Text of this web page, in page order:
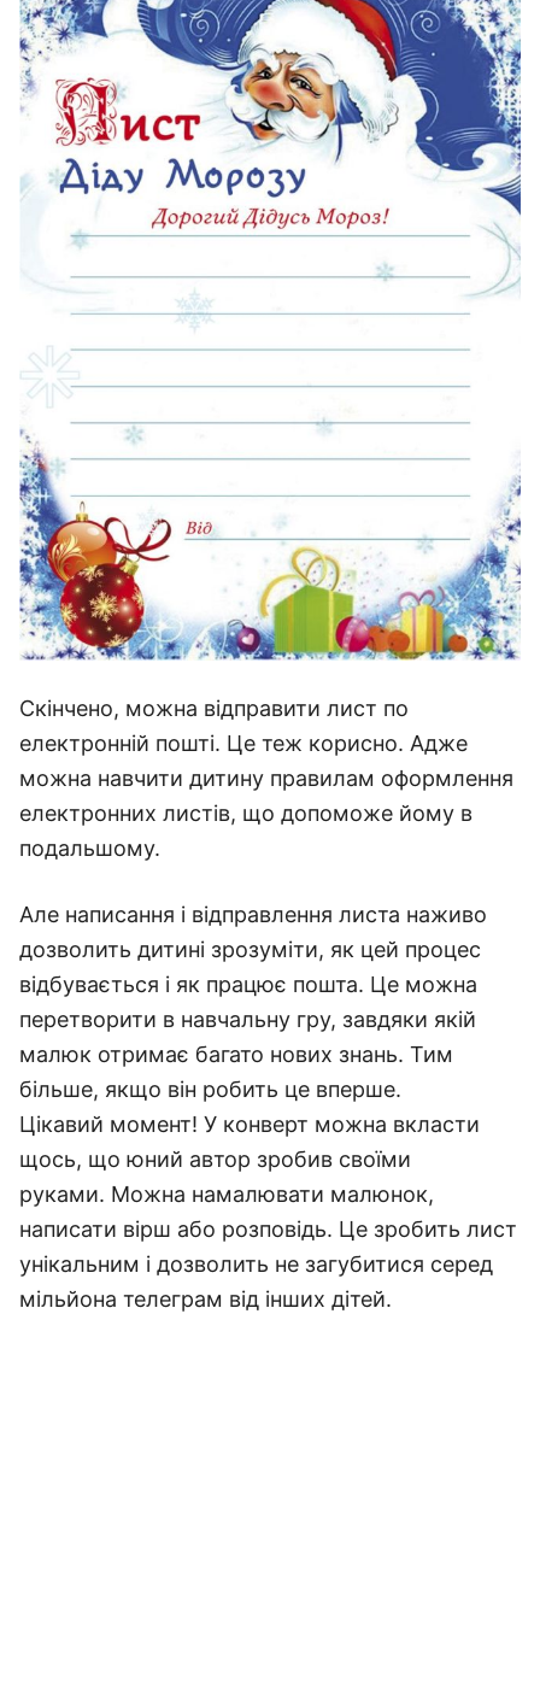
Скінчено, можна відправити лист по
електронній пошті. Це теж корисно. Адже
можна навчити дитину правилам оформлення
електронних листів, що допоможе йому в
подальшому.
Але написання і відправлення листа наживо
дозволить дитині зрозуміти, як цей процес
відбувається і як працює пошта. Це можна
перетворити в навчальну гру, завдяки якій
малюк отримає багато нових знань. Тим
більше, якщо він робить це вперше.
Цікавий момент! У конверт можна вкласти
щось, що юний автор зробив своїми
руками. Можна намалювати малюнок,
написати вірш або розповідь. Це зробить лист
унікальним і дозволить не загубитися серед
мільйона телеграм від інших дітей.